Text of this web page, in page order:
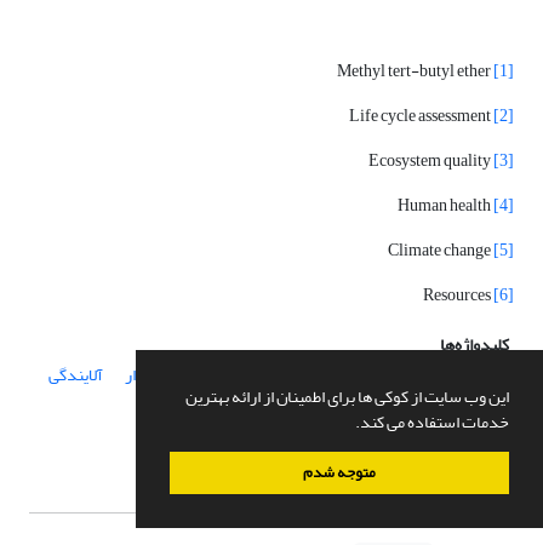
این وب سایت از کوکی ها برای اطمینان از ارائه بهترین
خدمات استفاده می کند.
متوجه شدم
[1]
[2]
[3]
[4]
[5]
[6]
کلیدواژه‌ها
افزودنی های اکسیژن دار آلایندگی
موتور